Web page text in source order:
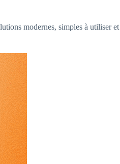
modernes, simples à utiliser